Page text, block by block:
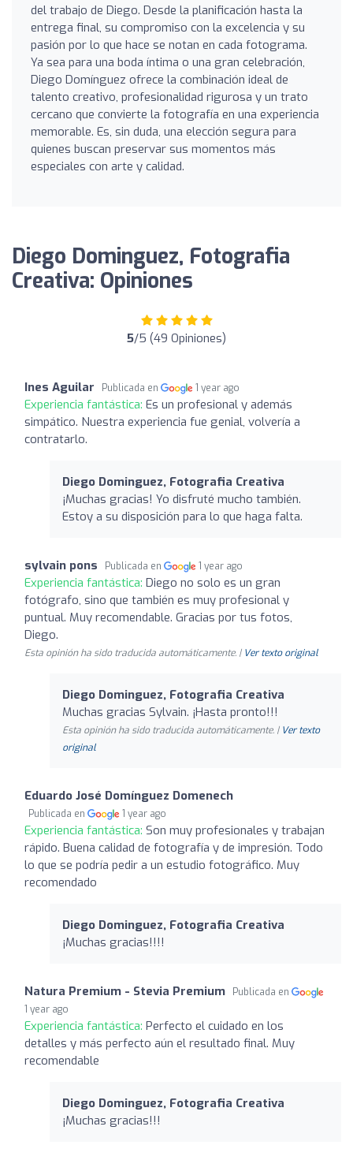
del trabajo de Diego. Desde la planificación hasta la
entrega final, su compromiso con la excelencia y su
pasión por lo que hace se notan en cada fotograma.
Ya sea para una boda íntima o una gran celebración,
Diego Domínguez ofrece la combinación ideal de
talento creativo, profesionalidad rigurosa y un trato
cercano que convierte la fotografía en una experiencia
memorable. Es, sin duda, una elección segura para
quienes buscan preservar sus momentos más
especiales con arte y calidad.
Diego Dominguez, Fotografia
Creativa: Opiniones
5/5 (49 Opiniones)
Ines Aguilar Publicada en 1 year ago
Experiencia fantástica: Es un profesional y además
simpático. Nuestra experiencia fue genial, volvería a
contratarlo.
Diego Dominguez, Fotografia Creativa
¡Muchas gracias! Yo disfruté mucho también.
Estoy a su disposición para lo que haga falta.
sylvain pons Publicada en 1 year ago
Experiencia fantástica: Diego no solo es un gran
fotógrafo, sino que también es muy profesional y
puntual. Muy recomendable. Gracias por tus fotos,
Diego.
Esta opinión ha sido traducida automáticamente. | Ver texto original
Diego Dominguez, Fotografia Creativa
Muchas gracias Sylvain. ¡Hasta pronto!!!
Esta opinión ha sido traducida automáticamente. | Ver texto
original
Eduardo José Domínguez Domenech
Publicada en 1 year ago
Experiencia fantástica: Son muy profesionales y trabajan
rápido. Buena calidad de fotografía y de impresión. Todo
lo que se podría pedir a un estudio fotográfico. Muy
recomendado
Diego Dominguez, Fotografia Creativa
¡Muchas gracias!!!!
Natura Premium - Stevia Premium
Publicada en
1 year ago
Experiencia fantástica: Perfecto el cuidado en los
detalles y más perfecto aún el resultado final. Muy
recomendable
Diego Dominguez, Fotografia Creativa
¡Muchas gracias!!!